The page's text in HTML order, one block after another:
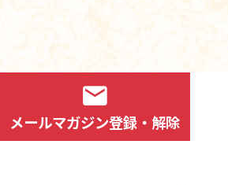
mail
メールマガジン登録・解除